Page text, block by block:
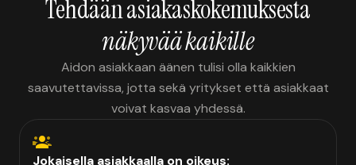
Tehdään asiakaskokemuksesta
näkyvää kaikille
Aidon asiakkaan äänen tulisi olla kaikkien
saavutettavissa, jotta sekä yritykset että asiakkaat
voivat kasvaa yhdessä.
Jokaisella asiakkaalla on oikeus: